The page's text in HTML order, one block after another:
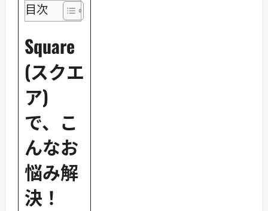
目次
Square
(スクエ
ア)
で、こ
んなお
悩み解
決！